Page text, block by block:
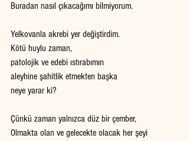
Buradan nasıl çıkacağımı bilmiyorum.
Yelkovanla akrebi yer değiştirdim.
Kötü huylu zaman,
patolojik ve edebi ıstırabımın
aleyhine şahitlik etmekten başka
neye yarar ki?
Çünkü zaman yalnızca düz bir çember,
Olmakta olan ve gelecekte olacak her şeyi